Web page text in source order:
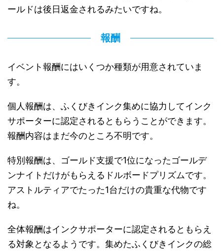
ールドは後日返金されるみたいですね。
報酬
イベント報酬にはいくつか種類が用意されていま
す。
個人報酬は、ふくびきインク集めに協力してインク
サポーターに認定されるともらうことができます。
報酬内容はまだ今のところ不明です。
特別報酬は、ゴールド支援で1位になったゴールデ
ンナイトだけがもらえるドルボードプリズムです。
アストルティアでたった1台だけの貴重な代物です
ね。
全体報酬はインクサポーターに認定されるともらえ
る対象となるようです。集めたふくびきインクの総